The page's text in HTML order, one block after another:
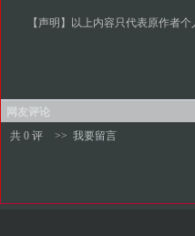
【声明】以上内容只代表原作者
网友评论
共 0 评
>> 我要留言